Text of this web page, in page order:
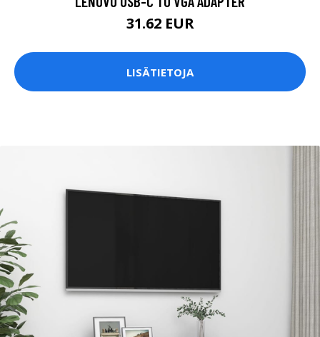
31.62 EUR
LISÄTIETOJA